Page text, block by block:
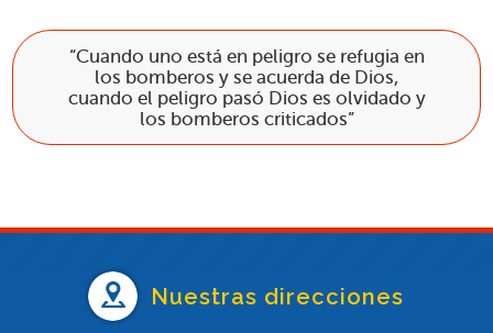
“Cuando uno está en peligro se refugia en
los bomberos y se acuerda de Dios,
cuando el peligro pasó Dios es olvidado y
los bomberos criticados”
Nuestras direcciones